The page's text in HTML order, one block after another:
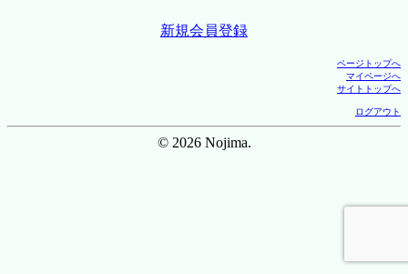
新規会員登録
ページトップへ
マイページへ
サイトトップへ
ログアウト
© 2026 Nojima.